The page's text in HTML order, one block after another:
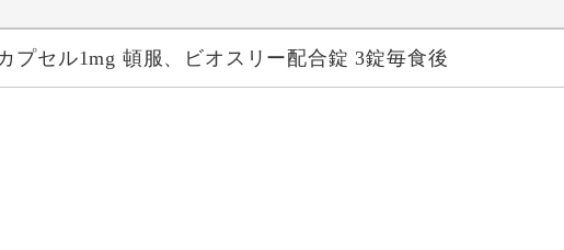
プセル1mg 頓服、ビオスリー配合錠 3錠毎食後